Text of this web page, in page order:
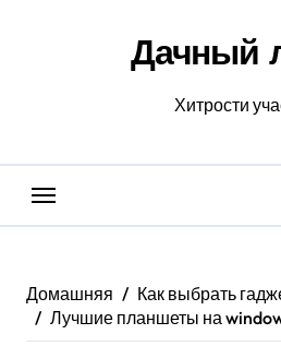
Дачный
Хитрости
Домашняя
Как выбрать
Лучшие планшеты на